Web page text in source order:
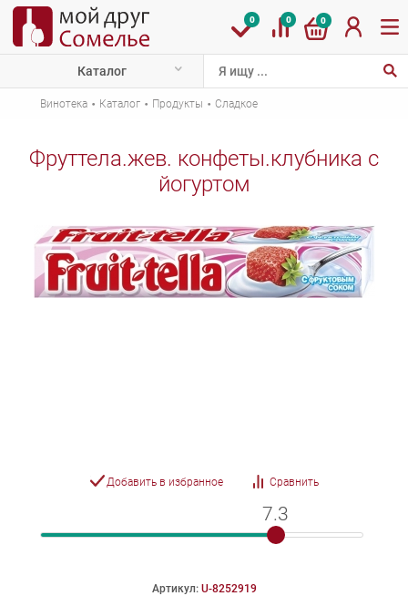
0 0 0
Каталог
Винотека · Каталог · Продукты · Сладкое
Фруттела.жев. конфеты.клубника с
йогуртом
Добавить в избранное Сравнить
7.3
7.3
Артикул: U-8252919